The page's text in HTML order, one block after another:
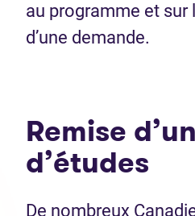
au programme et sur
d’une demande.
Remise
d’études
De nombreux